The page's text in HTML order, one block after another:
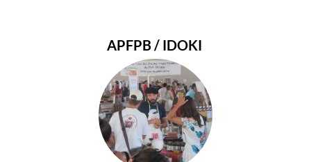
APFPB / IDOKI